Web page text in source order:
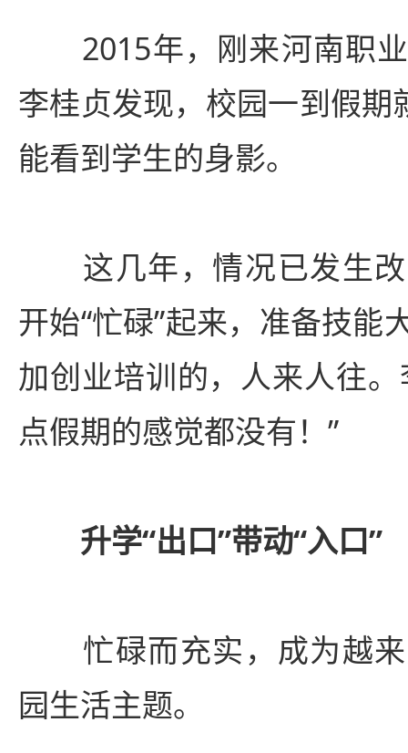
2015年，刚来河南职业
李桂贞发现，校园一到假期
能看到学生的身影。
这几年，情况已发生改
开始“忙碌”起来，准备技能
加创业培训的，人来人往
点假期的感觉都没有！”
升学“出口”带动“入口”
忙碌而充实，成为越来
园生活主题。